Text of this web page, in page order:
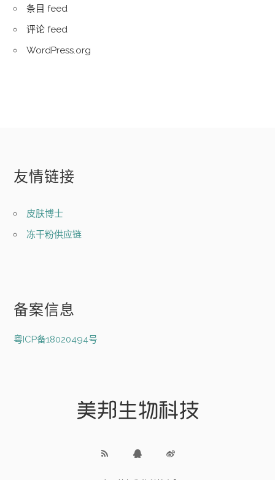
条目 feed
评论 feed
WordPress.org
友情链接
皮肤博士
冻干粉供应链
备案信息
粤ICP备18020494号